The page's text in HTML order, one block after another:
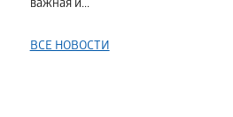
важная и...
ВСЕ НОВОСТИ